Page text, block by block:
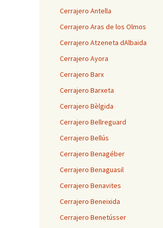
Cerrajero Antella
Cerrajero Aras de los Olmos
Cerrajero Atzeneta dAlbaida
Cerrajero Ayora
Cerrajero Barx
Cerrajero Barxeta
Cerrajero Bèlgida
Cerrajero Bellreguard
Cerrajero Bellús
Cerrajero Benagéber
Cerrajero Benaguasil
Cerrajero Benavites
Cerrajero Beneixida
Cerrajero Benetússer